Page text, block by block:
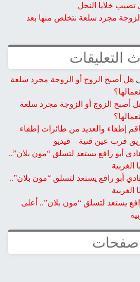
تصيب خلايا النحل
مجرد سلعة نتخلص منها بعد
التعليقات
هل أصبح الزوج أو الزوجة مجرد سلعة
أصبح الزوج أو الزوجة مجرد سلعة
طاقم إطفاء والعديد من طائرات إطفاء
قرب عين قنية – فيديو
أبو رافع يستعد لتسلق “مون بلان”..
الغربية
أبو رافع يستعد لتسلق “مون بلان”..
الغربية
يستعد لتسلق “مون بلان”.. أعلى
صفحات